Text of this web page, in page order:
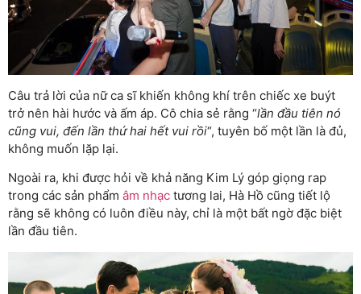
Câu trả lời của nữ ca sĩ khiến không khí trên chiếc xe buýt
trở nên hài hước và ấm áp. Cô chia sẻ rằng “lần đầu tiên nó
cũng vui, đến lần thứ hai hết vui rồi“, tuyên bố một lần là đủ,
không muốn lặp lại.
Ngoài ra, khi được hỏi về khả năng Kim Lý góp giọng rap
trong các sản phẩm âm nhạc tương lai, Hà Hồ cũng tiết lộ
rằng sẽ không có luôn điều này, chỉ là một bất ngờ đặc biệt
lần đầu tiên.